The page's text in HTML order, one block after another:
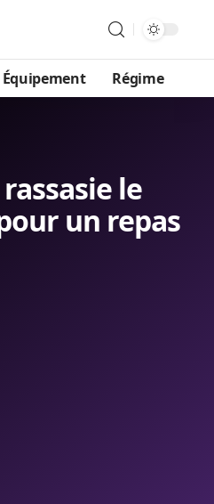
Équipement Régime
le
un repas